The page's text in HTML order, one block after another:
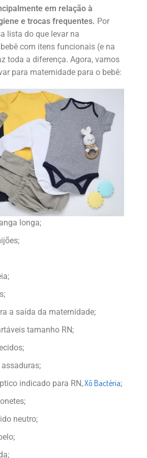
em relação à
e trocas frequentes. Por
lista do que levar na
com itens funcionais (e na
toda a diferença. Agora, vamos
para maternidade para o bebê:
longa;
a saída da maternidade;
tamanho RN;
indicado para RN,Xô Bactéria;
neutro;